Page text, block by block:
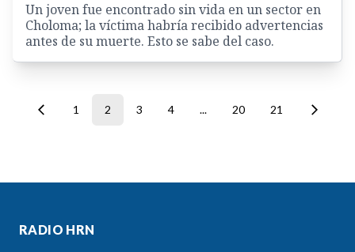
Un joven fue encontrado sin vida en un sector en
Choloma; la víctima habría recibido advertencias
antes de su muerte. Esto se sabe del caso.
1 2 3 4 ... 20 21
RADIO HRN